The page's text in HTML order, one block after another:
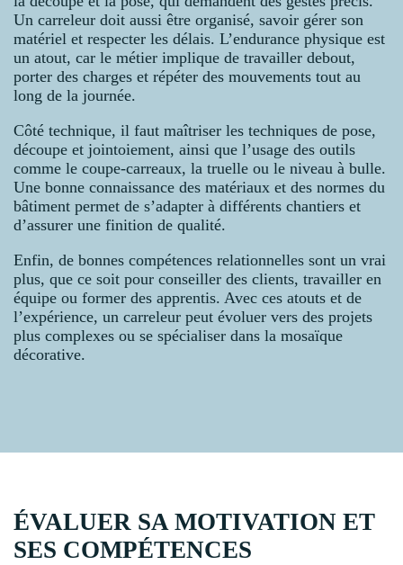
Un carreleur doit aussi être organisé, savoir gérer son
matériel et respecter les délais. L’endurance physique est
un atout, car le métier implique de travailler debout,
porter des charges et répéter des mouvements tout au
long de la journée.
Côté technique, il faut maîtriser les techniques de pose,
découpe et jointoiement, ainsi que l’usage des outils
comme le coupe-carreaux, la truelle ou le niveau à bulle.
Une bonne connaissance des matériaux et des normes du
bâtiment permet de s’adapter à différents chantiers et
d’assurer une finition de qualité.
Enfin, de bonnes compétences relationnelles sont un vrai
plus, que ce soit pour conseiller des clients, travailler en
équipe ou former des apprentis. Avec ces atouts et de
l’expérience, un carreleur peut évoluer vers des projets
plus complexes ou se spécialiser dans la mosaïque
décorative.
ÉVALUER SA MOTIVATION ET
SES COMPÉTENCES